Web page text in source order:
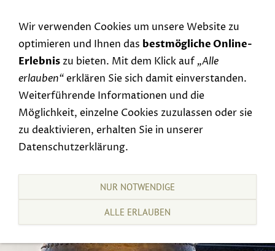
Wir verwenden Cookies um unsere Website zu
optimieren und Ihnen das bestmögliche Online-
Erlebniszu bieten. Mit dem Klick auf „Alle
erlauben“erklären Sie sich damit einverstanden.
Weiterführende Informationen und die
Möglichkeit, einzelne Cookies zuzulassen oder sie
zu deaktivieren, erhalten Sie in unserer
Datenschutzerklärung.
NUR NOTWENDIGE
ALLE ERLAUBEN